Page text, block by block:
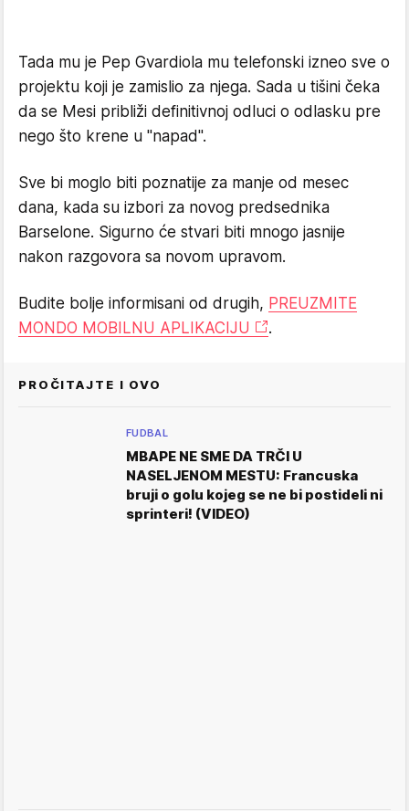
Tada mu je Pep Gvardiola mu telefonski izneo sve o
projektu koji je zamislio za njega. Sada u tišini čeka
da se Mesi približi definitivnoj odluci o odlasku pre
nego što krene u "napad".
Sve bi moglo biti poznatije za manje od mesec
dana, kada su izbori za novog predsednika
Barselone. Sigurno će stvari biti mnogo jasnije
nakon razgovora sa novom upravom.
Budite bolje informisani od drugih, PREUZMITE
MONDO MOBILNU APLIKACIJU
.
PROČITAJTE I OVO
FUDBAL
MBAPE NE SME DA TRČI U
NASELJENOM MESTU: Francuska
bruji o golu kojeg se ne bi postideli ni
sprinteri! (VIDEO)